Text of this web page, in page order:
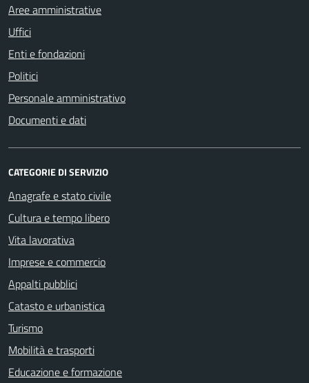
Aree amministrative
Uffici
Enti e fondazioni
Politici
Personale amministrativo
Documenti e dati
CATEGORIE DI SERVIZIO
Anagrafe e stato civile
Cultura e tempo libero
Vita lavorativa
Imprese e commercio
Appalti pubblici
Catasto e urbanistica
Turismo
Mobilità e trasporti
Educazione e formazione